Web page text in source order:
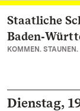
Zum
Staatliche
KOMMEN.
Dienstag,